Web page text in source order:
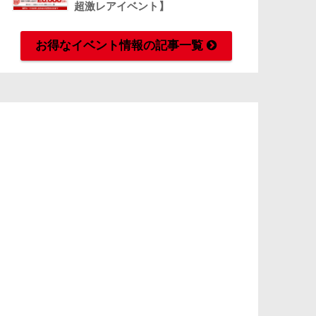
超激レアイベント】
お得なイベント情報の記事一覧